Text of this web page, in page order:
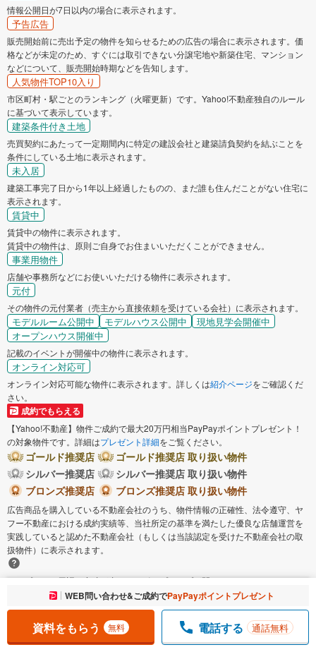
情報公開日が7日以内の場合に表示されます。
予告広告
販売開始前に売出予定の物件を知らせるための広告の場合に表示されます。価
格などが未定のため、すぐには取引できない分譲宅地や新築住宅、マンション
などについて、販売開始時期などを告知します。
人気物件TOP10入り
市区町村・駅ごとのランキング（火曜更新）です。Yahoo!不動産独自のルール
に基づいて表示しています。
建築条件付き土地
売買契約にあたって一定期間内に特定の建設会社と建築請負契約を結ぶことを
条件にしている土地に表示されます。
未入居
建築工事完了日から1年以上経過したものの、まだ誰も住んだことがない住宅に
表示されます。
賃貸中
賃貸中の物件に表示されます。
賃貸中の物件は、原則ご自身でお住まいいただくことができません。
事業用物件
店舗や事務所などにお使いいただける物件に表示されます。
元付
その物件の元付業者（売主から直接依頼を受けている会社）に表示されます。
モデルルーム公開中 モデルハウス公開中
現地見学会開催中
オープンハウス開催中
記載のイベントが開催中の物件に表示されます。
オンライン対応可
オンライン対応可能な物件に表示されます。詳しくは紹介ページをご確認くだ
さい。
成約でもらえる
【Yahoo!不動産】物件ご成約で最大20万円相当PayPayポイントプレゼント！
の対象物件です。詳細はプレゼント詳細をご覧ください。
ゴールド推奨店
ゴールド推奨店 取り扱い物件
シルバー推奨店
シルバー推奨店 取り扱い物件
ブロンズ推奨店
ブロンズ推奨店 取り扱い物件
広告商品を購入している不動産会社のうち、物件情報の正確性、法令遵守、ヤ
フー不動産における成約実績等、当社所定の基準を満たした優良な店舗運営を
実践していると認めた不動産会社（もしくは当該認定を受けた不動産会社の取
扱物件）に表示されます。
タップすると用語の意味が書かれたポップアップが開きます。
タップすると画像を拡大表示されます。
お気に入りに追加しました。 一覧を開く
WEB問い合わせ&ご成約でPayPayポイントプレゼント
資料をもらう 無料 電話する 通話無料